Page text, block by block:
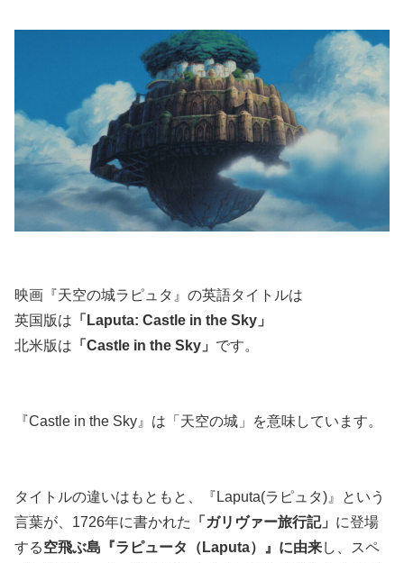
映画『天空の城ラピュタ』の英語タイトルは
英国版は 「 Laputa: Castle in the Sky 」
北米版は 「Castle in the Sky」 です。
『Castle in the Sky』は「天空の城」を意味しています。
タイトルの違いはもともと、『Laputa(ラピュタ)』という
言葉が、1726年に書かれた
「ガリヴァー旅行記」 に登場
する空飛ぶ島『ラピュータ（Laputa）』に由来し、スペ